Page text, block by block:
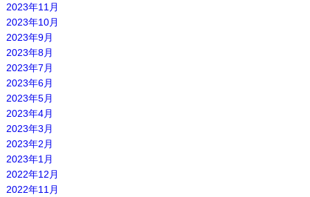
2023年11月
2023年10月
2023年9月
2023年8月
2023年7月
2023年6月
2023年5月
2023年4月
2023年3月
2023年2月
2023年1月
2022年12月
2022年11月